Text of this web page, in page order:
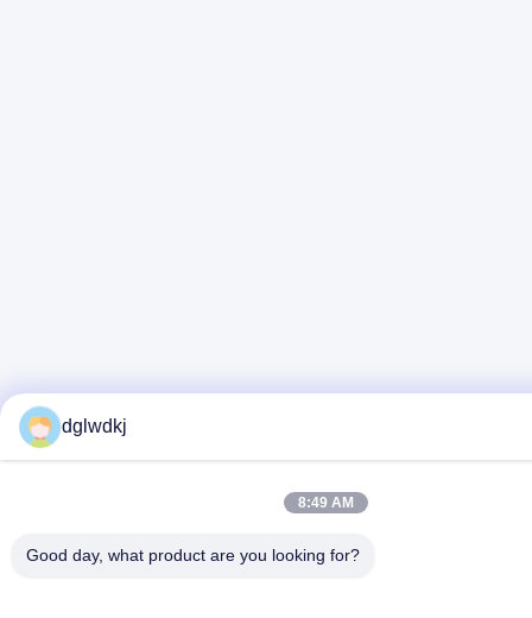
dglwdkj
8:49 AM
Good day, what product are you looking for?